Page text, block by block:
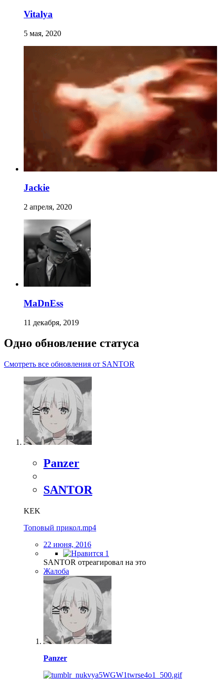
Vitalya
5 мая, 2020
Jackie
2 апреля, 2020
MaDnEss
11 декабря, 2019
Одно обновление статуса
Смотреть все обновления от SANTOR
Panzer
SANTOR
KEK
Топовый прикол.mp4
22 июня, 2016
1
SANTOR отреагировал на это
Жалоба
Panzer